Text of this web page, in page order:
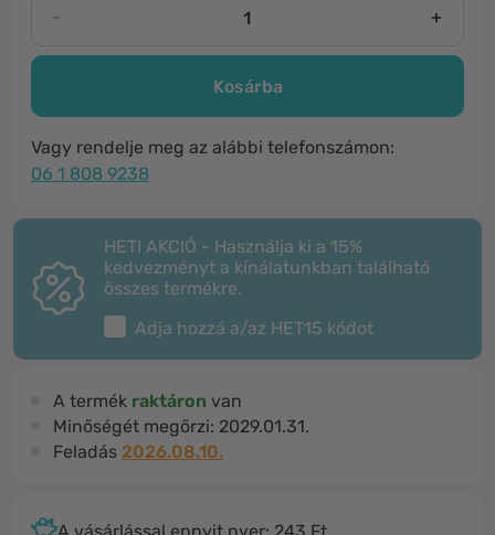
- +
Kosárba
Vagy rendelje meg az alábbi telefonszámon:
06 1 808 9238
HETI AKCIÓ - Használja ki a 15%
kedvezményt a kínálatunkban található
összes termékre.
Adja hozzá a/az HET15 kódot
A termék raktáron van
Minőségét megőrzi: 2029.01.31.
Feladás 2026.08.10.
A vásárlással ennyit nyer: 243 Ft